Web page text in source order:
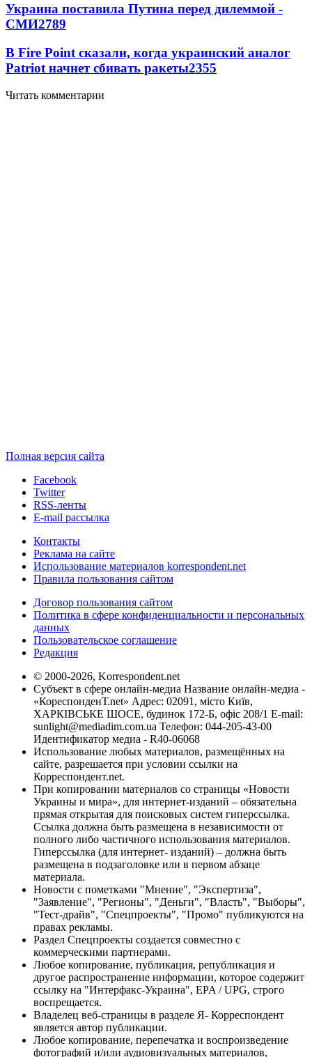
Украина поставила Путина перед дилеммой -
СМИ2789
В Fire Point сказали, когда украинский аналог
Patriot начнет сбивать ракеты2355
Читать комментарии
Полная версия сайта
Facebook
Twitter
RSS-ленты
E-mail рассылка
Контакты
Реклама на сайте
Использование материалов korrespondent.net
Правила пользования сайтом
Договор пользования сайтом
Политика в сфере конфиденциальности и персональных
данных
Пользовательское соглашение
Редакция
© 2000-2026, Korrespondent.net
Субъект в сфере онлайн-медиа Название онлайн-медиа -
«КореспонденТ.net» Адрес: 02091, місто Київ,
ХАРКІВСЬКЕ ШОСЕ, будинок 172-Б, офіс 208/1 E-mail:
sunlight@mediadim.com.ua Телефон: 044-205-43-00
Идентификатор медиа - R40-06068
Использование любых материалов, размещённых на
сайте, разрешается при условии ссылки на
Корреспондент.net.
При копировании материалов со страницы «Новости
Украины и мира», для интернет-изданий – обязательна
прямая открытая для поисковых систем гиперссылка.
Ссылка должна быть размещена в независимости от
полного либо частичного использования материалов.
Гиперссылка (для интернет- изданий) – должна быть
размещена в подзаголовке или в первом абзаце
материала.
Новости с пометками "Мнение", "Экспертиза",
"Заявление", "Регионы", "Деньги", "Власть", "Выборы",
"Тест-драйв", "Спецпроекты", "Промо" публикуются на
правах рекламы.
Раздел Спецпроекты создается совместно с
коммерческими партнерами.
Любое копирование, публикация, републикация и
другое распространение информации, которое содержит
ссылку на "Интерфакс-Украина", EPA / UPG, строго
воспрещается.
Владелец веб-страницы в разделе Я- Корреспондент
является автор публикации.
Любое копирование, перепечатка и воспроизведение
фотографий и/или аудиовизуальных материалов,